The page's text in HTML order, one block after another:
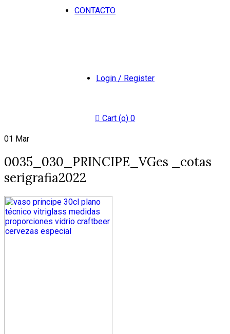
CONTACTO
Login / Register
Cart (o) 0
01 Mar
0035_030_PRINCIPE_VGes _cotas
serigrafia2022